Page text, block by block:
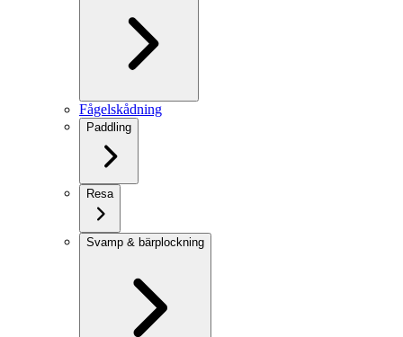
Fågelskådning
Paddling
Resa
Svamp & bärplockning